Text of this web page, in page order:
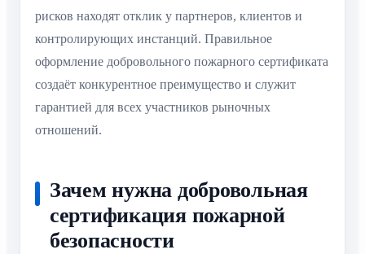
рисков находят отклик у партнеров, клиентов и
контролирующих инстанций. Правильное
оформление добровольного пожарного сертификата
создаёт конкурентное преимущество и служит
гарантией для всех участников рыночных
отношений.
Зачем нужна добровольная
сертификация пожарной
безопасности